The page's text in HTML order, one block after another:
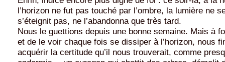
l’horizon ne fut pas touché par l’ombre, la lumière ne
s’éteignit pas, ne l’abandonna que très tard.
Nous le guettions depuis une bonne semaine. Mais à
et de le voir chaque fois se dissiper à l’horizon, nous
acquérir la certitude qu’il nous trouverait, comme